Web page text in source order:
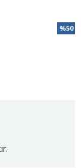
%50